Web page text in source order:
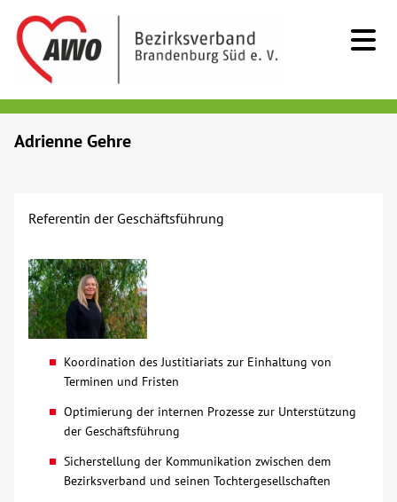
Menschen mit Behinderung
Beratung & Hilfe
Begegnung
Bildung
Über uns
Veranstaltungen
Adrienne Gehre
Referentin der Geschäftsführung
Koordination des Justitiariats zur Einhaltung von
Terminen und Fristen
Optimierung der internen Prozesse zur Unterstützung
der Geschäftsführung
Sicherstellung der Kommunikation zwischen dem
Bezirksverband und seinen Tochtergesellschaften